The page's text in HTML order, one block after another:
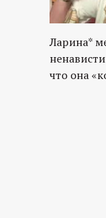
Ларина*
что она